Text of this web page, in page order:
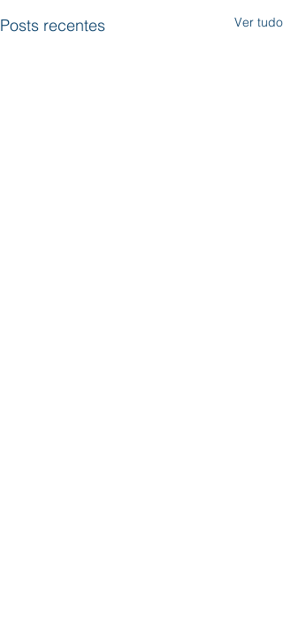
Posts recentes Ver tudo